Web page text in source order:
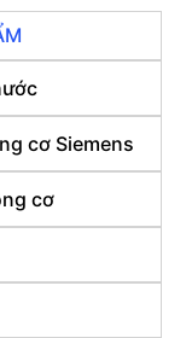
cơ Siemens
cơ